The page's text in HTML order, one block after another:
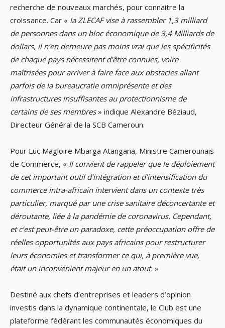
recherche de nouveaux marchés, pour connaitre la
croissance. Car « la ZLECAF vise à rassembler 1,3 milliard
de personnes dans un bloc économique de 3,4 Milliards de
dollars, il n’en demeure pas moins vrai que les spécificités
de chaque pays nécessitent d’être connues, voire
maîtrisées pour arriver à faire face aux obstacles allant
parfois de la bureaucratie omniprésente et des
infrastructures insuffisantes au protectionnisme de
certains de ses membres» indique Alexandre Béziaud,
Directeur Général de la SCB Cameroun.
Pour Luc Magloire Mbarga Atangana, Ministre Camerounais
de Commerce, « Il convient de rappeler que le déploiement
de cet important outil d’intégration et d’intensification du
commerce intra-africain intervient dans un contexte très
particulier, marqué par une crise sanitaire déconcertante et
déroutante, liée à la pandémie de coronavirus. Cependant,
et c’est peut-être un paradoxe, cette préoccupation offre de
réelles opportunités aux pays africains pour restructurer
leurs économies et transformer ce qui, à première vue,
était un inconvénient majeur en un atout. »
Destiné aux chefs d’entreprises et leaders d’opinion
investis dans la dynamique continentale, le Club est une
plateforme fédérant les communautés économiques du